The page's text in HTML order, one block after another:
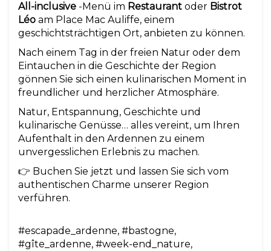
All-inclusive -Menü im Restaurant oder Bistrot
Léo am Place Mac Auliffe, einem
geschichtsträchtigen Ort, anbieten zu können.
Nach einem Tag in der freien Natur oder dem
Eintauchen in die Geschichte der Region
gönnen Sie sich einen kulinarischen Moment in
freundlicher und herzlicher Atmosphäre.
Natur, Entspannung, Geschichte und
kulinarische Genüsse… alles vereint, um Ihren
Aufenthalt in den Ardennen zu einem
unvergesslichen Erlebnis zu machen.
👉 Buchen Sie jetzt und lassen Sie sich vom
authentischen Charme unserer Region
verführen.
#escapade_ardenne, #bastogne,
#gîte_ardenne, #week-end_nature,